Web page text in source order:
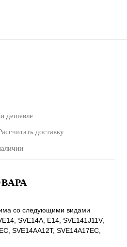
дешевле
доставку
со следующими видами
SVE14A, E14, SVE141J11V,
SVE14AA12T, SVE14A17EC,